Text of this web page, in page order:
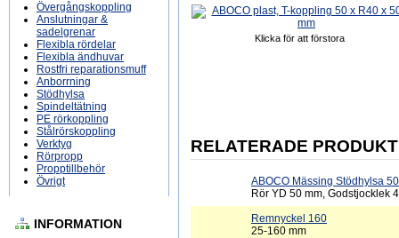
Övergångskoppling
Anslutningar &
sadelgrenar
Flexibla rördelar
Flexibla ändhuvar
Rostfri reparationsmuff
Anborrning
Stödhylsa
Spindeltätning
PE rörkoppling
Stålrörskoppling
Verktyg
Rörpropp
Propptillbehör
Övrigt
INFORMATION
Klicka för att förstora
RELATERADE
ABOCO Mässing Stödhylsa
Rör YD 50 mm, Godstjocklek
Remnyckel 160
25-160 mm